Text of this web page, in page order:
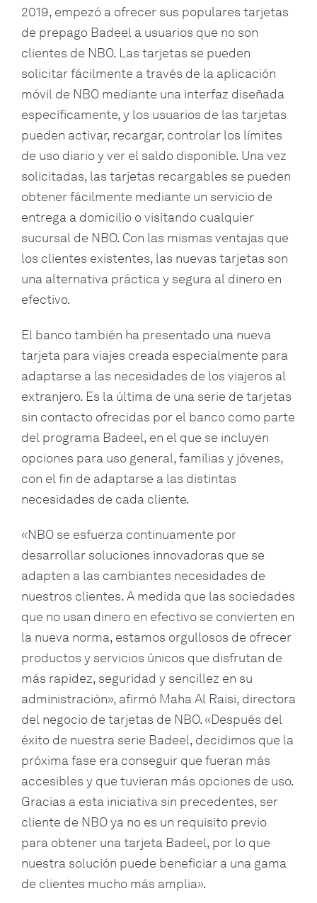
2019, empezó a ofrecer sus populares tarjetas
de prepago Badeel a usuarios que no son
clientes de NBO. Las tarjetas se pueden
solicitar fácilmente a través de la aplicación
móvil de NBO mediante una interfaz diseñada
específicamente, y los usuarios de las tarjetas
pueden activar, recargar, controlar los límites
de uso diario y ver el saldo disponible. Una vez
solicitadas, las tarjetas recargables se pueden
obtener fácilmente mediante un servicio de
entrega a domicilio o visitando cualquier
sucursal de NBO. Con las mismas ventajas que
los clientes existentes, las nuevas tarjetas son
una alternativa práctica y segura al dinero en
efectivo.
El banco también ha presentado una nueva
tarjeta para viajes creada especialmente para
adaptarse a las necesidades de los viajeros al
extranjero. Es la última de una serie de tarjetas
sin contacto ofrecidas por el banco como parte
del programa Badeel, en el que se incluyen
opciones para uso general, familias y jóvenes,
con el fin de adaptarse a las distintas
necesidades de cada cliente.
«NBO se esfuerza continuamente por
desarrollar soluciones innovadoras que se
adapten a las cambiantes necesidades de
nuestros clientes. A medida que las sociedades
que no usan dinero en efectivo se convierten en
la nueva norma, estamos orgullosos de ofrecer
productos y servicios únicos que disfrutan de
más rapidez, seguridad y sencillez en su
administración», afirmó Maha Al Raisi, directora
del negocio de tarjetas de NBO. «Después del
éxito de nuestra serie Badeel, decidimos que la
próxima fase era conseguir que fueran más
accesibles y que tuvieran más opciones de uso.
Gracias a esta iniciativa sin precedentes, ser
cliente de NBO ya no es un requisito previo
para obtener una tarjeta Badeel, por lo que
nuestra solución puede beneficiar a una gama
de clientes mucho más amplia».